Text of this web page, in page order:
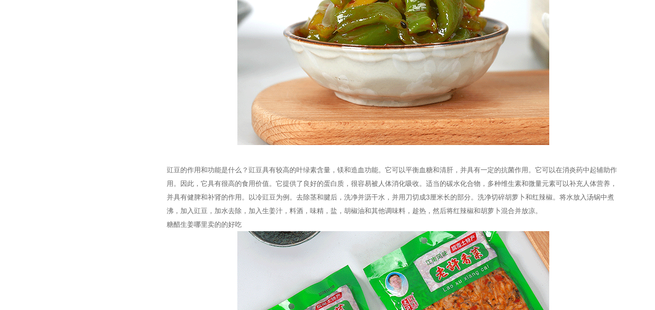
豇豆的作用和功能是什么？豇豆具有较高的叶绿素含量，镁和造血功能。它可以平衡血糖和清肝，并具有一定的抗菌作用。它可以在消炎药中起辅助作
用。因此，它具有很高的食用价值。它提供了良好的蛋白质，很容易被人体消化吸收。适当的碳水化合物，多种维生素和微量元素可以补充人体营养，
并具有健脾和补肾的作用。以冷豇豆为例。去除茎和腱后，洗净并沥干水，并用刀切成3厘米长的部分。洗净切碎胡萝卜和红辣椒。将水放入汤锅中煮
沸，加入豇豆，加水去除，加入生姜汁，料酒，味精，盐，胡椒油和其他调味料，趁热，然后将红辣椒和胡萝卜混合并放凉。
糖醋生姜哪里卖的的好吃